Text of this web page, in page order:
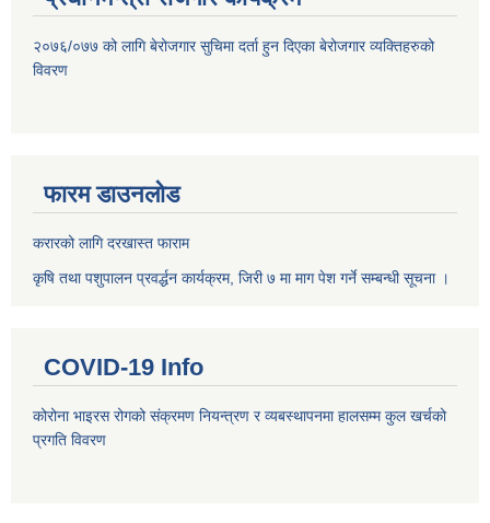
२०७६/०७७ को लागि बेरोजगार सुचिमा दर्ता हुन दिएका बेरोजगार व्यक्तिहरुको
विवरण
फारम डाउनलोड
करारको लागि दरखास्त फाराम
कृषि तथा पशुपालन प्रवर्द्धन कार्यक्रम, जिरी ७ मा माग पेश गर्ने सम्बन्धी सूचना ।
COVID-19 Info
कोरोना भाइरस रोगको संक्रमण नियन्त्रण र व्यबस्थापनमा हालसम्म कुल खर्चको
प्रगति विवरण